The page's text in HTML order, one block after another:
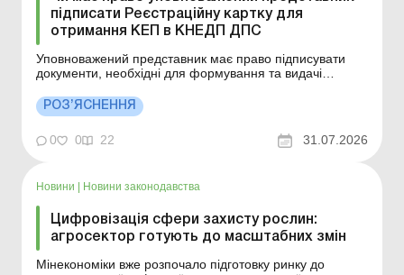
підписати Реєстраційну картку для
отримання КЕП в КНЕДП ДПС
Уповноважений представник має право підписувати
документи, необхідні для формування та видачі
працівнику юрособи або фізособи-підприємця. Деталі
див. нижче. Більше за темою: Чи може працівник
підписати заяву на відпустку власним КЕП? Чи потрібно
зазнача...
РОЗ’ЯСНЕННЯ
0 0 22 31.07.2026
Новини Новини законодавства
Цифровізація сфери захисту рослин:
агросектор готують до масштабних змін
Мінекономіки вже розпочало підготовку ринку до